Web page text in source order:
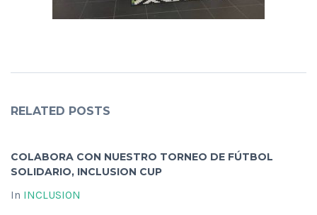
RELATED POSTS
COLABORA CON NUESTRO TORNEO DE FÚTBOL
SOLIDARIO, INCLUSION CUP
In INCLUSION